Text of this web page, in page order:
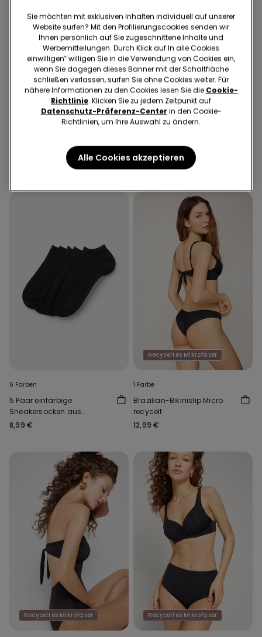
Cropped-Schlaghose aus
30-Tage-Bestpreis vor Reduzierung:
23,99 € -30%
Recyceltes Mikrofaser
3 Farben
Leicht wattierter Bandeau-
6 Farben
5 Paar einfarbige
Sneakersocken aus
Baumwolle Unisex
8,99 €
Recyceltes Mikrofaser
1 Farbe
Brazilian-Bikinislip Micro
recycelt
12,99 €
Recyceltes Mikrofaser Recyceltes Mikrofaser
Sie möchten mit exklusiven Inhalten individuell auf unserer
Website surfen? Mit den Profilierungscookies senden wir
Ihnen persönlich auf Sie zugeschnittene Inhalte und
Werbemitteilungen. Durch Klick auf In alle Cookies
einwilligen‟ willigen Sie in die Verwendung von Cookies ein,
wenn Sie dagegen dieses Banner mit der Schaltfläche
schließen verlassen, surfen Sie ohne Cookies weiter. Für
nähere Informationen zu den Cookies lesen Sie die Cookie-
Richtlinie. Klicken Sie zu jedem Zeitpunkt auf
Datenschutz-Präferenz-Center in den Cookie-
Richtlinien, um Ihre Auswahl zu ändern.
Alle Cookies akzeptieren